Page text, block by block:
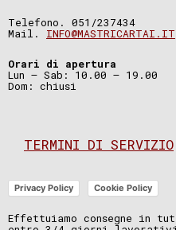
Telefono. 051/237434
Mail. INFO@MASTRICARTAI.IT
Orari di apertura
Lun – Sab: 10.00 – 19.00
Dom: chiusi
TERMINI DI SERVIZIO
Privacy Policy Cookie Policy
Effettuiamo consegne in